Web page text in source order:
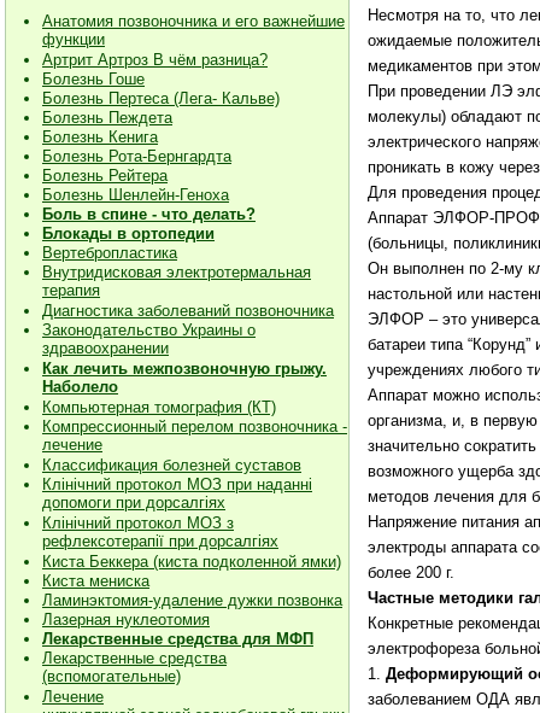
Анатомия позвоночника и его важнейшие
функции
Артрит Артроз В чём разница?
Болезнь Гоше
Болезнь Пертеса (Лега- Кальве)
Болезнь Пеждета
Болезнь Кенига
Болезнь Рота-Бернгардта
Болезнь Рейтера
Болезнь Шенлейн-Геноха
Боль в спине - что делать?
Блокады в ортопедии
Вертебропластика
Внутридисковая электротермальная
терапия
Диагностика заболеваний позвоночника
Законодательство Украины о
здравоохранении
Как лечить межпозвоночную грыжу.
Наболело
Компьютерная томография (КТ)
Компрессионный перелом позвоночника -
лечение
Классификация болезней суставов
Клiнiчний протокол МОЗ при наданнi
допомоги при дорсалгiях
Клiнiчний протокол МОЗ з
рефлексотерапiї при дорсалгіях
Киста Беккера (киста подколенной ямки)
Киста мениска
Ламинэктомия-удаление дужки позвонка
Лазерная нуклеотомия
Лекарственные средства для МФП
Лекарственные средства
(вспомогательные)
Лечение
Несмотря на то, что
ожидаемые
медикаментов при
При проведении ЛЭ
молекулы) обладают
электрического
проникать в кожу
Для проведения
Аппарат ЭЛФОР-ПРОФ
(больницы,
Он выполнен по 2-му
настольной или
ЭЛФОР – это
батареи типа
учреждениях любого
Аппарат можно
организма, и, в
значительно
возможного ущерба
методов лечения для
Напряжение питания
электроды аппарата
более 200 г.
Частные методики
Конкретные
электрофореза
1. Деформирующий
заболеванием ОДА